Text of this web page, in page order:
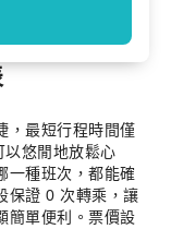
，最短行程時間僅
悠閒地放鬆心
一種班次，都能確
保證 0 次轉乘，讓
簡單便利。票價設